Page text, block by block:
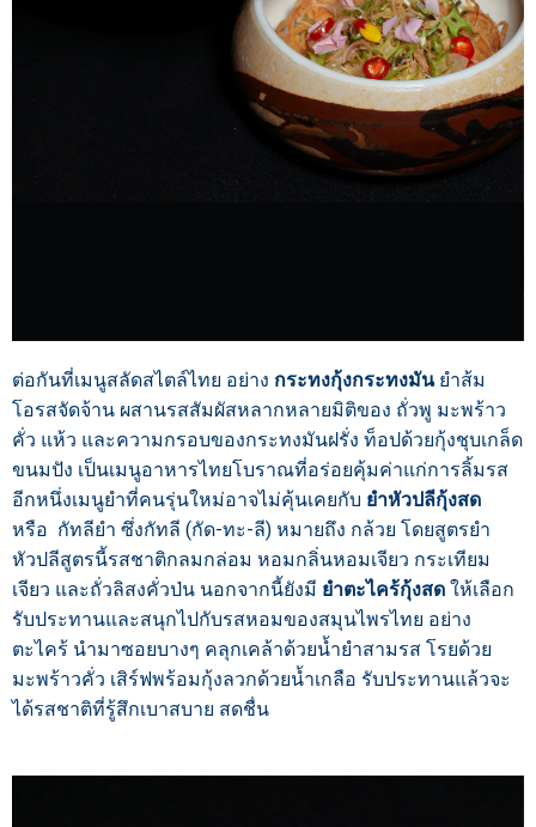
ต่อกันที่เมนูสลัดสไตล์ไทย อย่าง กระทงกุ้งกระทงมัน ยำส้ม
โอรสจัดจ้าน ผสานรสสัมผัสหลากหลายมิติของ ถั่วพู มะพร้าว
คั่ว แห้ว และความกรอบของกระทงมันฝรั่ง ท็อปด้วยกุ้งชุบเกล็ด
ขนมปัง เป็นเมนูอาหารไทยโบราณที่อร่อยคุ้มค่าแก่การลิ้มรส
อีกหนึ่งเมนูยำที่คนรุ่นใหม่อาจไม่คุ้นเคยกับ ยำหัวปลีกุ้งสด
หรือ กัทลียำ ซึ่งกัทลี (กัด-ทะ-ลี) หมายถึง กล้วย โดยสูตรยำ
หัวปลีสูตรนี้รสชาติกลมกล่อม หอมกลิ่นหอมเจียว กระเทียม
เจียว และถั่วลิสงคั่วป่น นอกจากนี้ยังมี ยำตะไคร้กุ้งสด ให้เลือก
รับประทานและสนุกไปกับรสหอมของสมุนไพรไทย อย่าง
ตะไคร้ นำมาซอยบางๆ คลุกเคล้าด้วยน้ำยำสามรส โรยด้วย
มะพร้าวคั่ว เสิร์ฟพร้อมกุ้งลวกด้วยน้ำเกลือ รับประทานแล้วจะ
ได้รสชาติที่รู้สึกเบาสบาย สดชื่น